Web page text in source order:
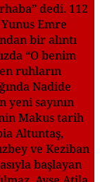
dedi. 112
Emre
bir alıntı
“O benim
ruhların
Nadide
yeni sayının
Makus tarih
Altuntaş,
ve Keziban
başlayan